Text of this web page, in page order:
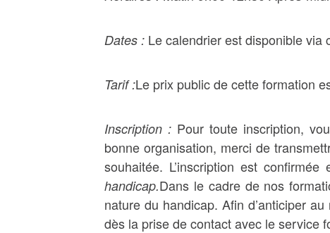
Dates : Le calendrier est disponible via
Tarif :Le prix public de cette formation
Inscription : Pour toute inscription,
bonne organisation, merci de
souhaitée. L’inscription est
handicap.Dans le cadre de nos
nature du handicap. Afin d’anticiper
dès la prise de contact avec le service